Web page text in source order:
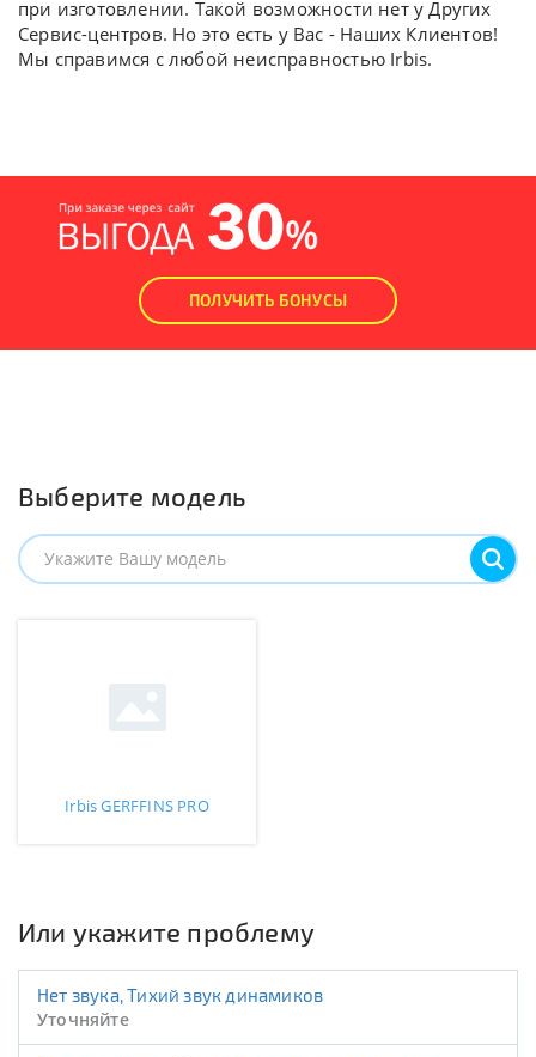
при изготовлении. Такой возможности нет у Других
Сервис-центров. Но это есть у Вас - Наших Клиентов!
Мы справимся с любой неисправностью Irbis.
ПОЛУЧИТЬ БОНУСЫ
Выберите модель
Irbis GERFFINS PRO
Или укажите проблему
Нет звука, Тихий звук динамиков
Уточняйте